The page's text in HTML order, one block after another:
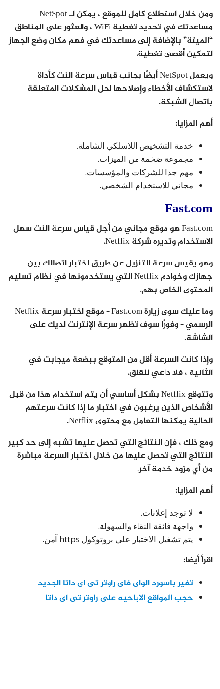
ومن خلال استطلاع كامل للموقع ، يمكن لـ NetSpot
مساعدتك في تحديد تغطية WiFi ، والعثور على المناطق
“الميتة” بالإضافة إلى مساعدتك في فهم مكان وضع الجهاز
لتمكين أقصى تغطية.
ويعمل NetSpot أيضًا بجانب قياس سرعة النت كأداة
لاستكشاف الأخطاء وإصلاحها لحل المشكلات المتعلقة
باتصال الشبكة.
أهم المزايا:
خدمة التشخيص اللاسلكي الشاملة.
مجموعة ضخمة من الميزات.
مهم جدا للشركات والمؤسسات.
مجاني للاستخدام الشخصي.
Fast.com
Fast.com هو موقع مجاني من أجل قياس سرعة النت سهل
الاستخدام وتديره شركة Netflix.
وهو يقيس سرعة التنزيل عن طريق اختبار اتصالك بين
جهازك وخوادم Netflix التي يستخدمونها في نظام تسليم
المحتوى الخاص بهم.
وما عليك سوى زيارة Fast.com – موقع اختبار سرعة Netflix
الرسمي – وفورًا سوف تظهر سرعة الإنترنت لديك على
الشاشة.
وإذا كانت السرعة أقل من المتوقع ببضعة ميجابت في
الثانية ، فلا داعي للقلق.
وتتوقع Netflix بشكل أساسي أن يتم استخدام هذا من قبل
الأشخاص الذين يرغبون في اختبار ما إذا كانت سرعتهم
الحالية يمكنها التعامل مع محتوى Netflix.
ومع ذلك ، فإن النتائج التي تحصل عليها تشبه إلى حد كبير
النتائج التي تحصل عليها من خلال اختبار السرعة مباشرة
من أي مزود خدمة آخر.
أهم المزايا:
لا توجد إعلانات.
واجهة فائقة النقاء والسهولة.
يتم تشغيل الاختبار على بروتوكول https آمن.
اقرأ أيضا:
تغير باسورد الواى فاى راوتر تى اى داتا الجديد
حجب المواقع الاباحيه على راوتر تى اى داتا